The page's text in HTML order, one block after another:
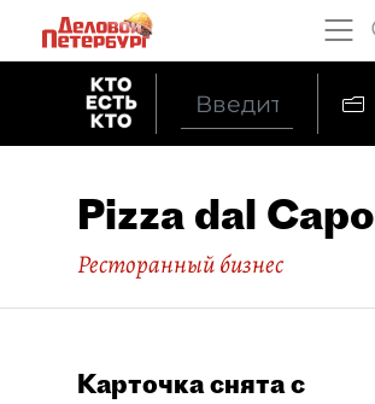
Pizza dal Capo
Ресторанный бизнес
Карточка снята с